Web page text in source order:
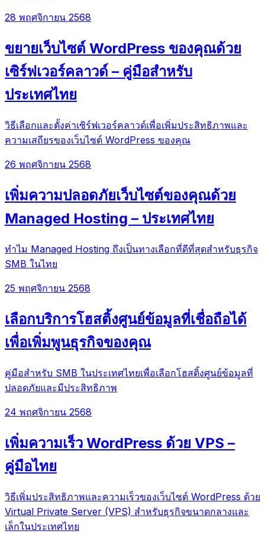
28 พฤศจิกายน 2568
ขยายเว็บไซต์ WordPress ของคุณด้วย
เซิร์ฟเวอร์คลาวด์ – คู่มือสำหรับ
ประเทศไทย
วิธีเลือกและตั้งค่าเซิร์ฟเวอร์คลาวด์เพื่อเพิ่มประสิทธิภาพและ
ความเสถียรของเว็บไซต์ WordPress ของคุณ
26 พฤศจิกายน 2568
เพิ่มความปลอดภัยเว็บไซต์ของคุณด้วย
Managed Hosting – ประเทศไทย
ทำไม Managed Hosting ถึงเป็นทางเลือกที่ดีที่สุดสำหรับธุรกิจ
SMB ในไทย
25 พฤศจิกายน 2568
เลือกบริการโฮสติ้งศูนย์ข้อมูลที่เชื่อถือได้
เพื่อเพิ่มพูนธุรกิจของคุณ
คู่มือสำหรับ SMB ในประเทศไทยเพื่อเลือกโฮสติ้งศูนย์ข้อมูลที่
ปลอดภัยและมีประสิทธิภาพ
24 พฤศจิกายน 2568
เพิ่มความเร็ว WordPress ด้วย VPS –
คู่มือไทย
วิธีเพิ่มประสิทธิภาพและความเร็วของเว็บไซต์ WordPress ด้วย
Virtual Private Server (VPS) สำหรับธุรกิจขนาดกลางและ
เล็กในประเทศไทย